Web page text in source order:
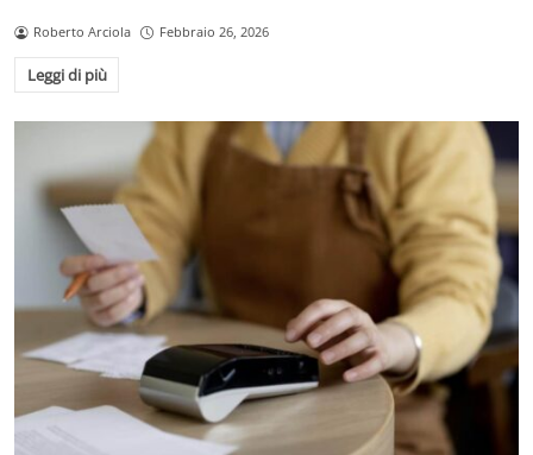
Roberto Arciola Febbraio 26, 2026
Leggi di più